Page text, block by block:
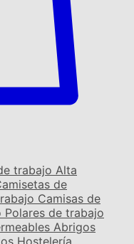
trabajo Alta
de
Camisas de
Polares de trabajo
Abrigos
Hostelería